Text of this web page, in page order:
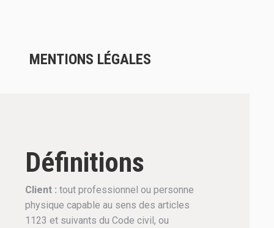
MENTIONS LÉGALES
Définitions
Client : tout professionnel ou personne
physique capable au sens des articles
1123 et suivants du Code civil, ou